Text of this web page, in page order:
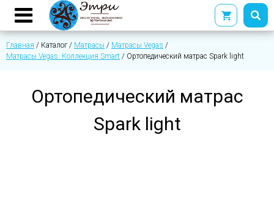
Главная / Каталог / Матрасы / Матрасы Vegas /
Матрасы Vegas. Коллекция Smart / Ортопедический матрас Spark light
Ортопедический матрас
Spark light